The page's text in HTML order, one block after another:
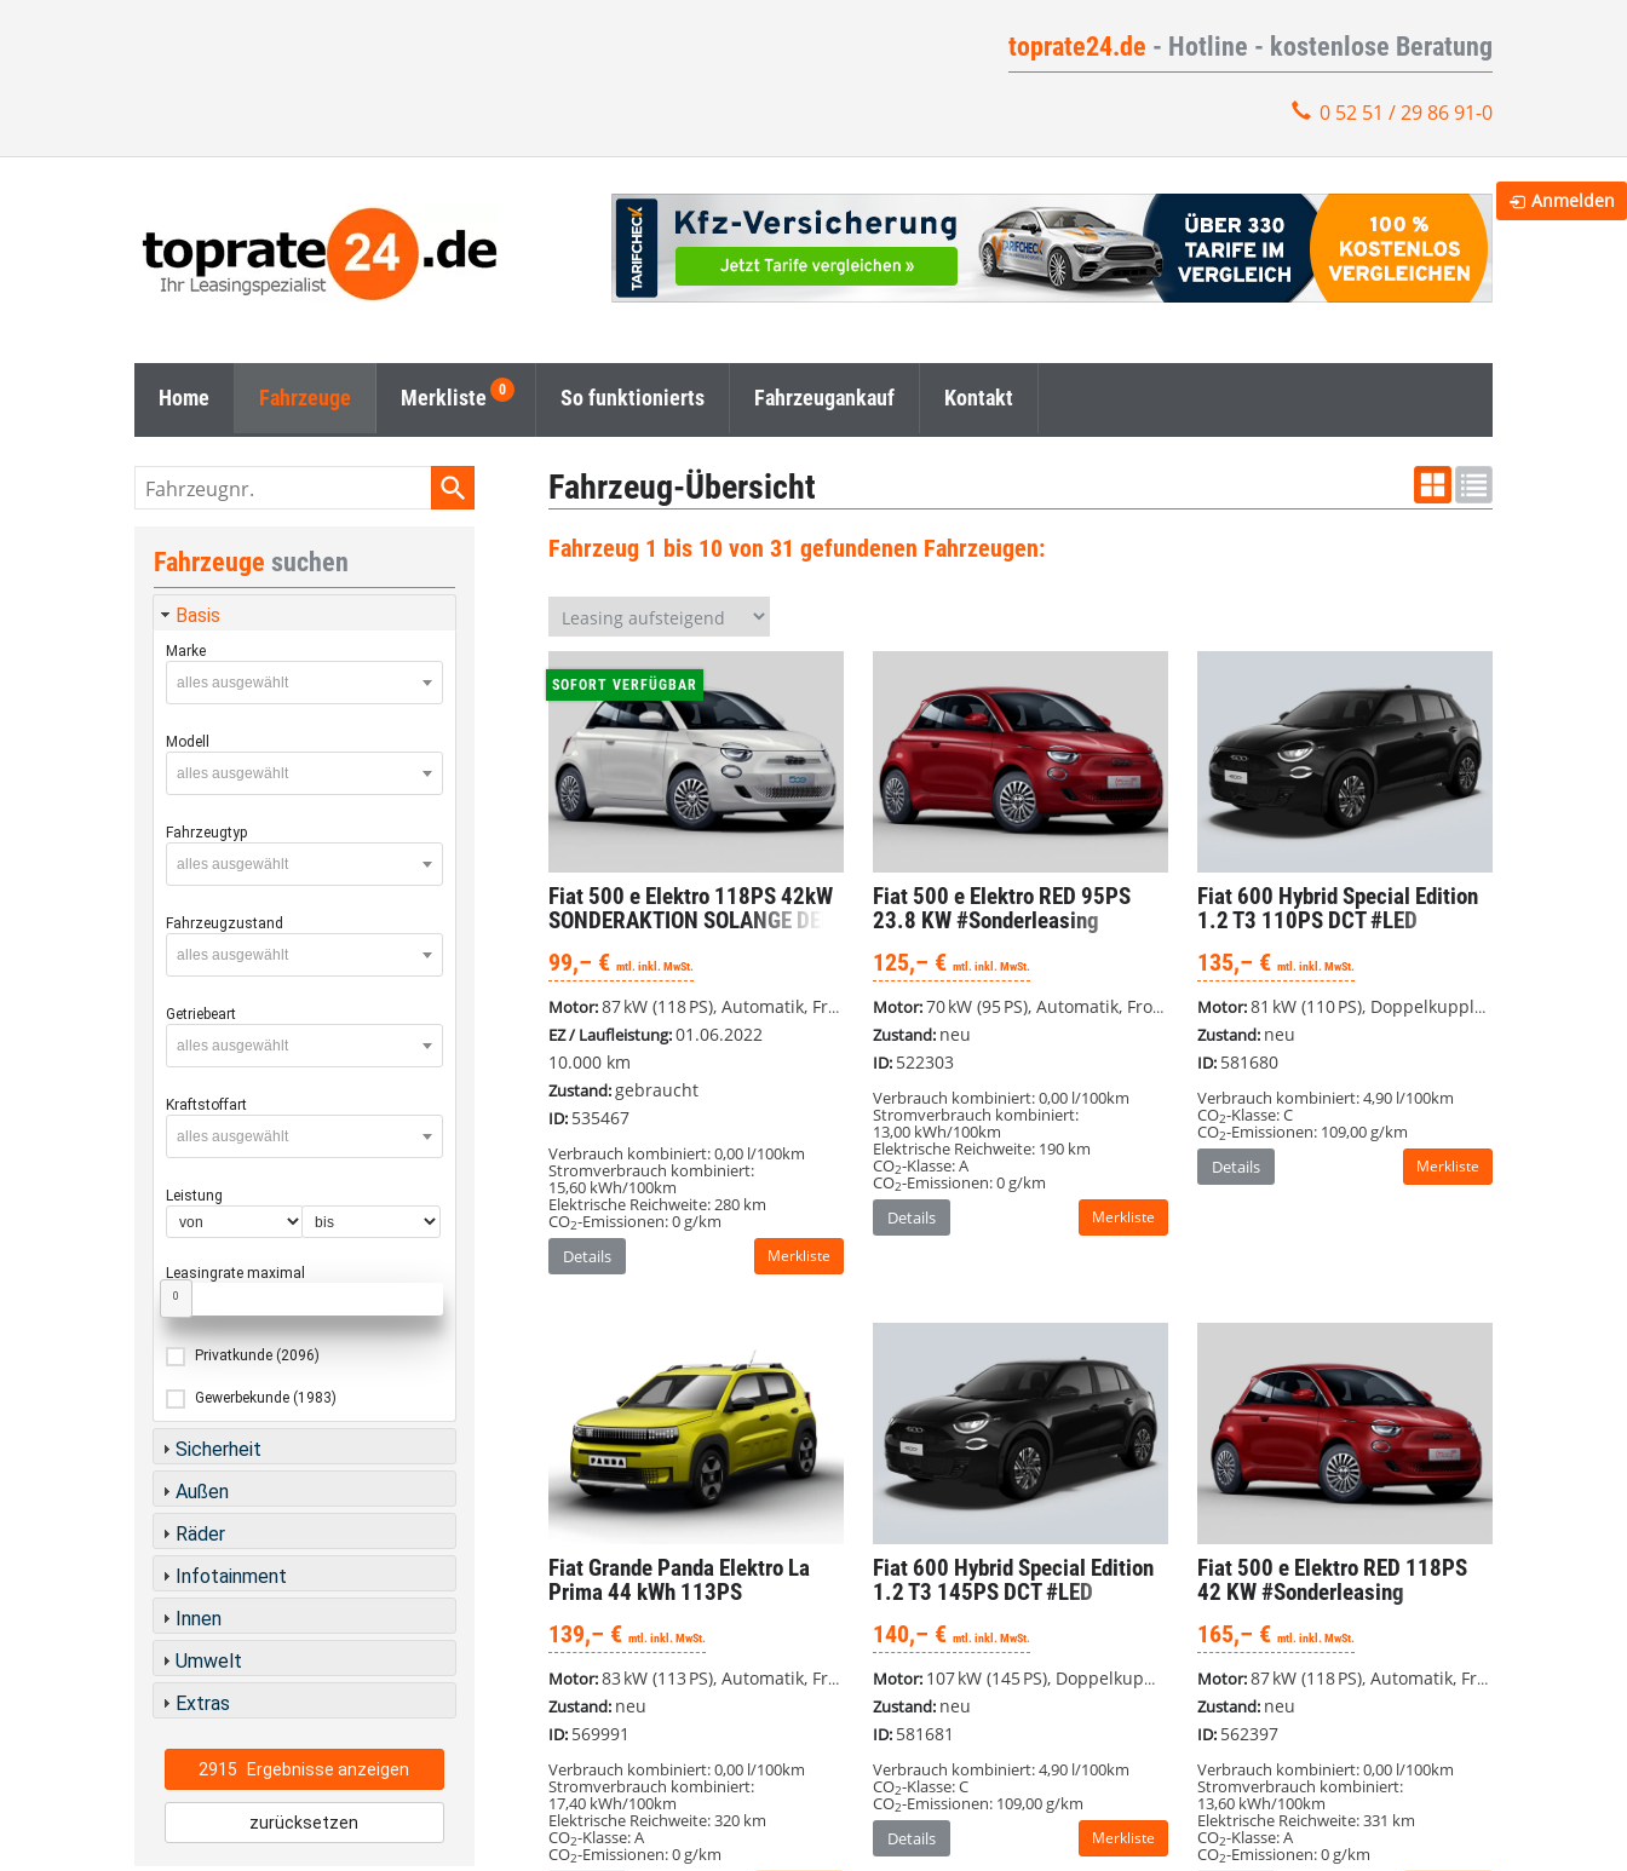
toprate24.de - Hotline - kostenlose Beratung
0 52 51 / 29 86 91-0
Home Fahrzeuge Merkliste So funktionierts Fahrzeugankauf Kontakt
Fahrzeug-Übersicht
Fahrzeug 1 bis 10 von 31 gefundenen Fahrzeugen:
SOFORT VERFÜGBAR
Fiat 500 e Elektro 118PS 42kW
SONDERAKTION SOLANGE DER
99,– € mtl. inkl. MwSt.
Motor:87 kW (118 PS), Automatik, Frontantrieb
EZ / Laufleistung:01.06.2022
10.000 km
Zustand:gebraucht
ID: 535467
Verbrauch kombiniert:0,00 l/100km
Stromverbrauch kombiniert:
15,60 kWh/100km
Elektrische Reichweite:280 km
CO2-Emissionen:0 g/km
Details
Merkliste
Fiat 500 e Elektro RED 95PS
23.8 KW #Sonderleasing
125,– € mtl. inkl. MwSt.
Motor:70 kW (95 PS), Automatik, Frontantrieb
Zustand: neu
ID: 522303
Verbrauch kombiniert:0,00 l/100km
Stromverbrauch kombiniert:
13,00 kWh/100km
Elektrische Reichweite: 190 km
CO2-Klasse:A
CO2-Emissionen:0 g/km
Details
Merkliste
Fiat 600 Hybrid Special Edition
1.2 T3 110PS DCT #LED
135,– € mtl. inkl. MwSt.
Motor:81 kW (110 PS), Doppelkupplungsgetriebe (DSG), Frontantrieb
Zustand: neu
ID: 581680
Verbrauch kombiniert:4,90 l/100km
CO2-Klasse:C
CO2-Emissionen: 109,00 g/km
Details
Merkliste
Fiat Grande Panda Elektro La
Prima 44 kWh 113PS
139,– € mtl. inkl. MwSt.
Motor:83 kW (113 PS), Automatik, Frontantrieb
Zustand: neu
ID: 569991
Verbrauch kombiniert:0,00 l/100km
Stromverbrauch kombiniert:
17,40 kWh/100km
Elektrische Reichweite:320 km
CO2-Klasse:A
CO2-Emissionen:0 g/km
Fiat 600 Hybrid Special Edition
1.2 T3 145PS DCT #LED
140,– € mtl. inkl. MwSt.
Motor: 107 kW (145 PS), Doppelkupplungsgetriebe (DSG), Frontantrieb
Zustand: neu
ID: 581681
Verbrauch kombiniert:4,90 l/100km
CO2-Klasse:C
CO2-Emissionen: 109,00 g/km
Details
Merkliste
Fiat 500 e Elektro RED 118PS
42 KW #Sonderleasing
165,– € mtl. inkl. MwSt.
Motor:87 kW (118 PS), Automatik, Frontantrieb
Zustand: neu
ID: 562397
Verbrauch kombiniert:0,00 l/100km
Stromverbrauch kombiniert:
13,60 kWh/100km
Elektrische Reichweite:331 km
CO2-Klasse:A
CO2-Emissionen:0 g/km
Fahrzeugnr.
Fahrzeuge suchen
Basis
Marke
alles ausgewählt
Modell
alles ausgewählt
Fahrzeugtyp
alles ausgewählt
Fahrzeugzustand
alles ausgewählt
Getriebeart
alles ausgewählt
Kraftstoffart
alles ausgewählt
Leistung
Leasingrate maximal
0
Privatkunde (2096)
Gewerbekunde (1983)
Sicherheit
Außen
Räder
Infotainment
Innen
Umwelt
Extras
2915 Ergebnisse anzeigen
zurücksetzen
Anmelden